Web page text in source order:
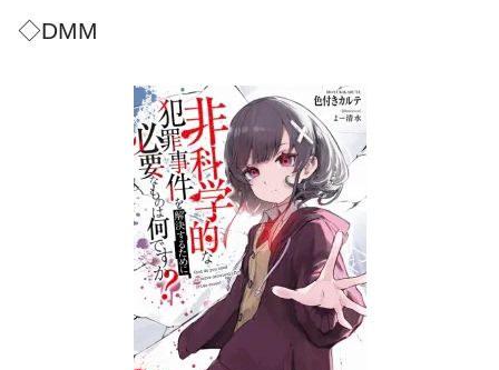
◇DMM